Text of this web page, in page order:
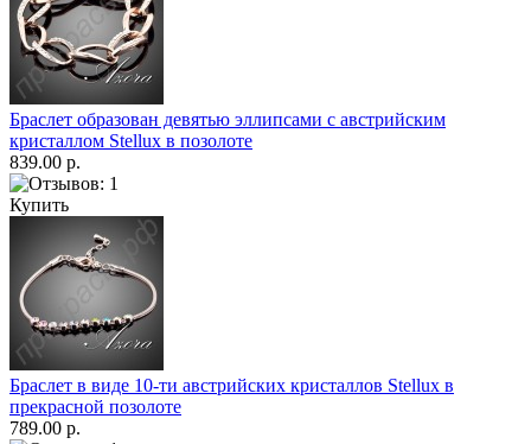
Браслет образован девятью эллипсами с австрийским
кристаллом Stellux в позолоте
839.00 р.
Купить
Браслет в виде 10-ти австрийских кристаллов Stellux в
прекрасной позолоте
789.00 р.